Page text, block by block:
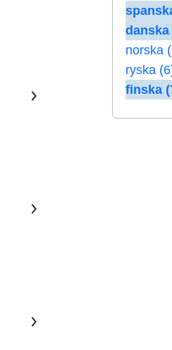
danska
norska
ryska
finska